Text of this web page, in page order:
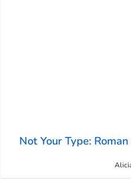
Not Your Type: